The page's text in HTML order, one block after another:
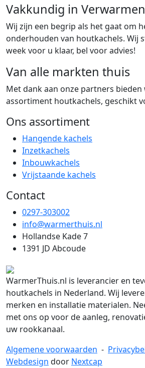
Vakkundig in Verwarmen
Wij zijn een begrip als het gaat om
onderhouden van houtkachels. Wij
week voor u klaar, bel voor advies!
Van alle markten thuis
Met dank aan onze partners
assortiment houtkachels, geschikt
Ons assortiment
Hangende kachels
Inzetkachels
Inbouwkachels
Vrijstaande kachels
Contact
0297-303002
info@warmerthuis.nl
Hollandse Kade 7
1391 JD Abcoude
WarmerThuis.nl is leverancier en
houtkachels in Nederland. Wij
merken en installatie materialen.
met ons op voor de aanleg,
uw rookkanaal.
Algemene voorwaarden -
Webdesign door Nextcap